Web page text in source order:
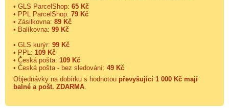
• GLS ParcelShop: 65 Kč
• PPL ParcelShop: 79 Kč
• Zásilkovna: 89 Kč
• Balíkovna: 99 Kč
• GLS kurýr: 99 Kč
• PPL: 109 Kč
• Česká pošta: 109 Kč
• Česká pošta - bez sledování: 49 Kč
Objednávky na dobírku s hodnotou převyšující 1 000 Kč mají
balné a pošt. ZDARMA